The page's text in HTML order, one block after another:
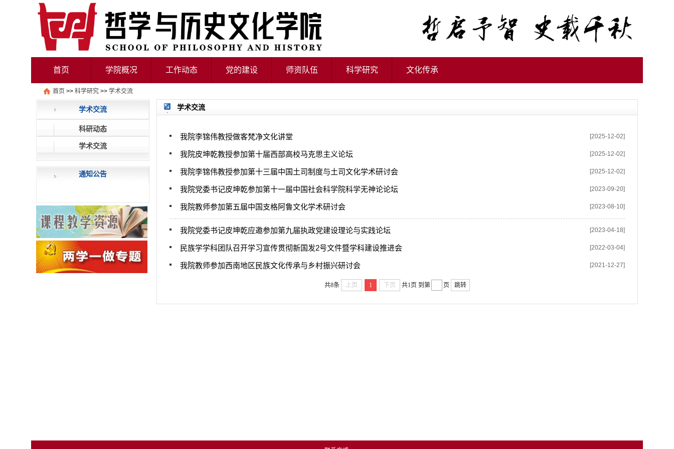
首页 学院概况 工作动态 党的建设 师资队伍 科学研究 文化传承
首页 >> 科学研究 >> 学术交流
学术交流
科研动态
学术交流
通知公告
学术交流
[2025-12-02]
我院李锦伟教授做客梵净文化讲堂
[2025-12-02]
我院皮坤乾教授参加第十届西部高校马克思主义论坛
[2025-12-02]
我院李锦伟教授参加第十三届中国土司制度与土司文化学术研讨会
[2023-09-20]
我院党委书记皮坤乾参加第十一届中国社会科学院科学无神论论坛
[2023-08-10]
我院教师参加第五届中国支格阿鲁文化学术研讨会
[2023-04-18]
我院党委书记皮坤乾应邀参加第九届执政党建设理论与实践论坛
[2022-03-04]
民族学学科团队召开学习宣传贯彻新国发2号文件暨学科建设推进会
[2021-12-27]
我院教师参加西南地区民族文化传承与乡村振兴研讨会
共8条 上页 1 下页 共1页 到第 页 跳转